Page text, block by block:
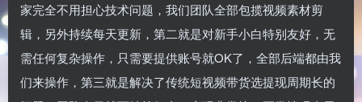
家完全不用担心技术问题，我们团队全部包揽视频素材剪
辑，另外持续每天更新，第二就是对新手小白特别友好，无
需任何复杂操作，只需要提供账号就OK了，全部后端都由我
们来操作，第三就是解决了传统短视频带货选提现周期长的